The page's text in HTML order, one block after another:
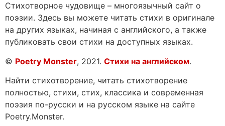
Стихотворное чудовище – многоязычный сайт о
поэзии. Здесь вы можете читать стихи в оригинале
на других языках, начиная с английского, а также
публиковать свои стихи на доступных языках.
© Poetry Monster, 2021. Стихи на английском.
Найти стихотворение, читать стихотворение
полностью, стихи, стих, классика и современная
поэзия по-русски и на русском языке на сайте
Poetry.Monster.